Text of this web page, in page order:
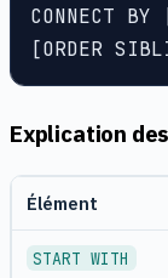
CONNECT
[ORDER
Explication
Élément
START WITH